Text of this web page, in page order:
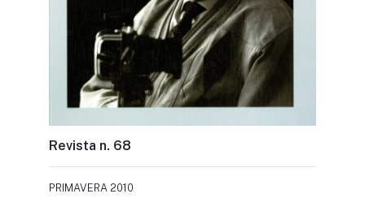
Revista n. 68
PRIMAVERA 2010